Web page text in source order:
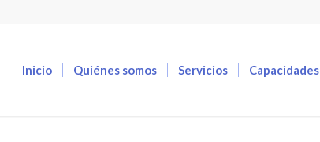
Inicio Quiénes somos Servicios Capacidades